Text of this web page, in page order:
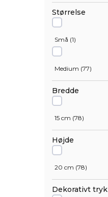
Sort
Ecru (2
Gul (1 )
Grå (1)
Blå
Størrelse
Små (1)
Medium (77)
Bredde
15 cm (78)
Højde
20 cm (78)
Dekorativt tryk